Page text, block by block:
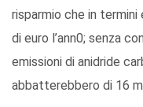
risparmio che in
di euro l’ann0; senza
emissioni di anidride
abbatterebbero di 16